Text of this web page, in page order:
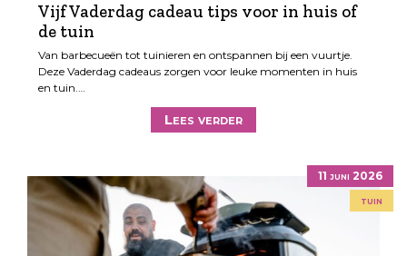
Vijf Vaderdag cadeau tips voor in huis of
de tuin
Van barbecueën tot tuinieren en ontspannen bij een vuurtje.
Deze Vaderdag cadeaus zorgen voor leuke momenten in huis
en tuin.…
Lees verder
11 juni 2026
tuin